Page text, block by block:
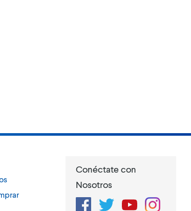
Conéctate con
Nosotros
FacebookTwitterYouTubeInstagram